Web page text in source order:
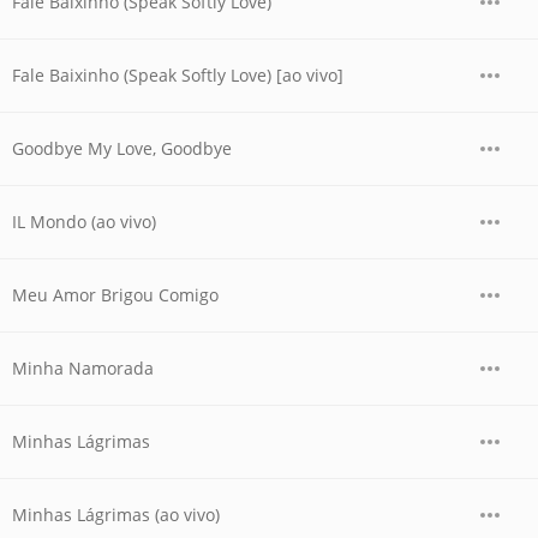
Fale Baixinho (Speak Softly Love) [ao vivo]
Goodbye My Love, Goodbye
IL Mondo (ao vivo)
Meu Amor Brigou Comigo
Minha Namorada
Minhas Lágrimas
Minhas Lágrimas (ao vivo)